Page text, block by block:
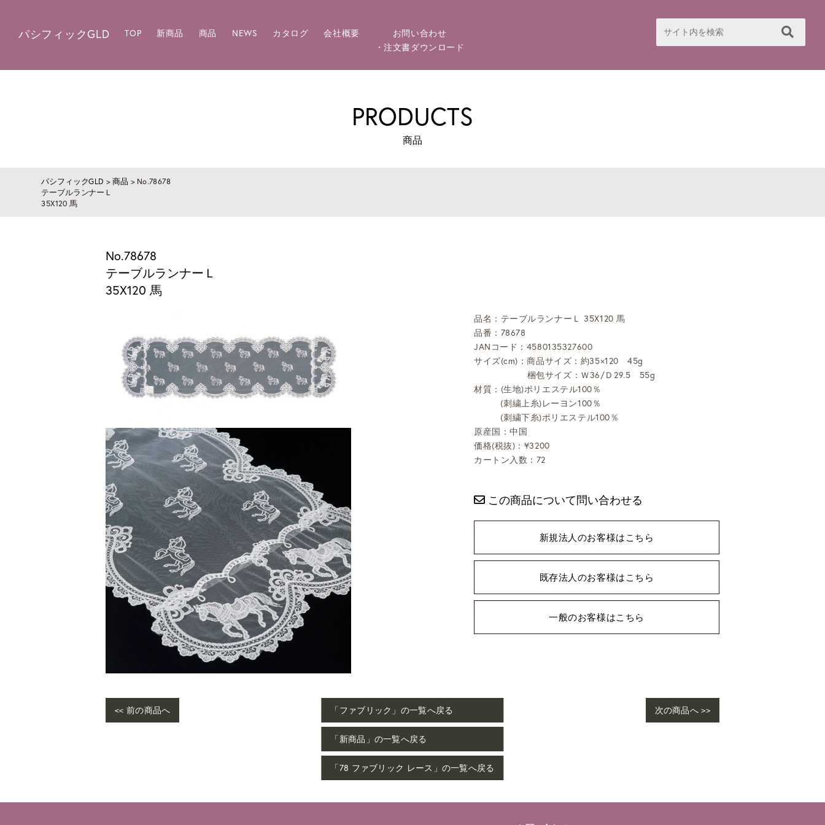
パシフィックGLD TOP 新商品 商品 NEWS カタログ 会社概要
お問い合わせ
・注文書ダウンロード
PRODUCTS
商品
パシフィックGLD >商品 > No.78678
テーブルランナーＬ
35X120 馬
No.78678
テーブルランナーＬ
35X120 馬
品名：テーブルランナーＬ 35X120 馬
品番：78678
JANコード：4580135327600
サイズ(cm)：商品サイズ：約35×120 45g
梱包サイズ：Ｗ36/Ｄ29.5 55g
材質：(生地)ポリエステル100％
(刺繍上糸)レーヨン100％
(刺繍下糸)ポリエステル100％
原産国：中国
価格(税抜)：¥3200
カートン入数：72
この商品について問い合わせる
新規法人のお客様はこちら
既存法人のお客様はこちら
一般のお客様はこちら
<< 前の商品へ 次の商品へ >>
「ファブリック」の一覧へ戻る
「新商品」の一覧へ戻る
「78 ファブリック レース」の一覧へ戻る